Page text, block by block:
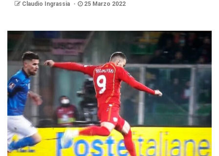
Claudio Ingrassia 25 Marzo 2022